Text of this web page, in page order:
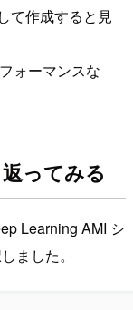
て作成すると見
ォーマンスな
ってみる
Learning AMI シ
ました。